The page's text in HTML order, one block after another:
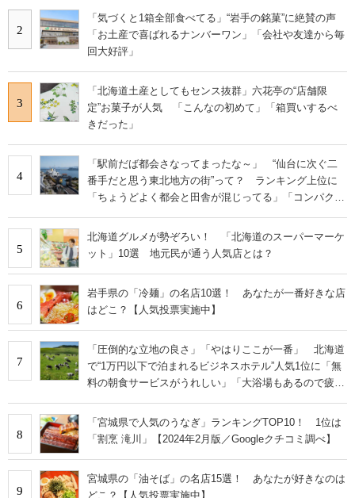
2
「気づくと1箱全部食べてる」“岩手の銘菓”に絶賛の声
「お土産で喜ばれるナンバーワン」「会社や友達から毎
回大好評」
3
「北海道土産としてもセンス抜群」六花亭の“店舗限
定”お菓子が人気 「こんなの初めて」「箱買いするべ
きだった」
4
「駅前だば都会さなってまったな～」 “仙台に次ぐ二
番手だと思う東北地方の街”って？ ランキング上位に
「ちょうどよく都会と田舎が混じってる」「コンパクト
5
北海道グルメが勢ぞろい！ 「北海道のスーパーマーケ
ット」10選 地元民が通う人気店とは？
6
岩手県の「冷麺」の名店10選！ あなたが一番好きな店
はどこ？【人気投票実施中】
7
「圧倒的な立地の良さ」「やはりここが一番」 北海道
で“1万円以下で泊まれるビジネスホテル”人気1位に「無
料の朝食サービスがうれしい」「大浴場もあるので疲れ
8
「宮城県で人気のうなぎ」ランキングTOP10！ 1位は
「割烹 滝川」【2024年2月版／Googleクチコミ調べ】
9
宮城県の「油そば」の名店15選！ あなたが好きなのは
どこ？【人気投票実施中】